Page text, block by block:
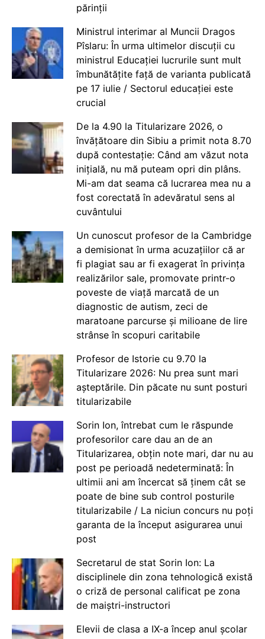
părinții
Ministrul interimar al Muncii Dragos
Pîslaru: În urma ultimelor discuții cu
ministrul Educației lucrurile sunt mult
îmbunătățite față de varianta publicată
pe 17 iulie / Sectorul educației este
crucial
De la 4.90 la Titularizare 2026, o
învățătoare din Sibiu a primit nota 8.70
după contestație: Când am văzut nota
inițială, nu mă puteam opri din plâns.
Mi-am dat seama că lucrarea mea nu a
fost corectată în adevăratul sens al
cuvântului
Un cunoscut profesor de la Cambridge
a demisionat în urma acuzațiilor că ar
fi plagiat sau ar fi exagerat în privința
realizărilor sale, promovate printr-o
poveste de viață marcată de un
diagnostic de autism, zeci de
maratoane parcurse și milioane de lire
strânse în scopuri caritabile
Profesor de Istorie cu 9.70 la
Titularizare 2026: Nu prea sunt mari
așteptările. Din păcate nu sunt posturi
titularizabile
Sorin Ion, întrebat cum le răspunde
profesorilor care dau an de an
Titularizarea, obțin note mari, dar nu au
post pe perioadă nedeterminată: În
ultimii ani am încercat să ținem cât se
poate de bine sub control posturile
titularizabile / La niciun concurs nu poți
garanta de la început asigurarea unui
post
Secretarul de stat Sorin Ion: La
disciplinele din zona tehnologică există
o criză de personal calificat pe zona
de maiștri-instructori
Elevii de clasa a IX-a încep anul școlar